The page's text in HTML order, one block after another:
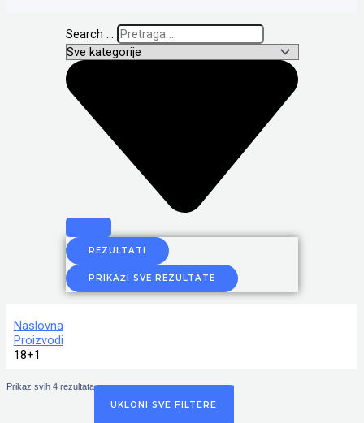
Search ...
REZULTATI
PRIKAŽI SVE REZULTATE
Naslovna
Proizvodi
18+1
Prikaz svih 4 rezultata
UKLONI SVE FILTERE